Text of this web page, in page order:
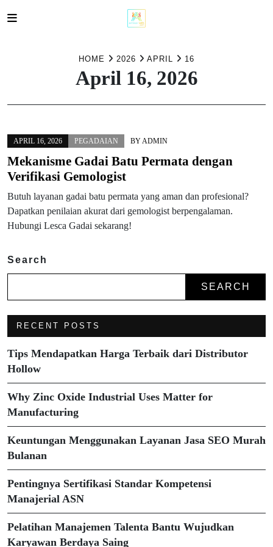
HOME 2026 APRIL 16
April 16, 2026
APRIL 16, 2026 PEGADAIAN BYADMIN
Mekanisme Gadai Batu Permata dengan
Verifikasi Gemologist
Butuh layanan gadai batu permata yang aman dan profesional?
Dapatkan penilaian akurat dari gemologist berpengalaman.
Hubungi Lesca Gadai sekarang!
Search
SEARCH
RECENT POSTS
Tips Mendapatkan Harga Terbaik dari Distributor
Hollow
Why Zinc Oxide Industrial Uses Matter for
Manufacturing
Keuntungan Menggunakan Layanan Jasa SEO Murah
Bulanan
Pentingnya Sertifikasi Standar Kompetensi
Manajerial ASN
Pelatihan Manajemen Talenta Bantu Wujudkan
Karyawan Berdaya Saing